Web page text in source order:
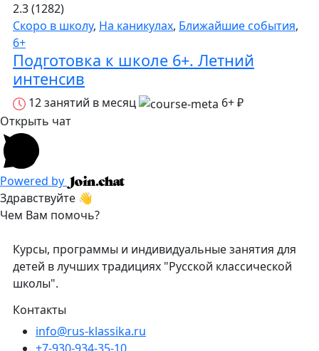
2.3 (1282)
Скоро в школу, На каникулах, Ближайшие события,
6+
Подготовка к школе 6+. Летний
интенсив
12 занятий в месяц 6+₽
Открыть чат
Powered by
Здравствуйте 👋
Чем Вам помочь?
Курсы, программы и индивидуальные занятия для
детей в лучших традициях "Русской классической
школы".
Контакты
info@rus-klassika.ru